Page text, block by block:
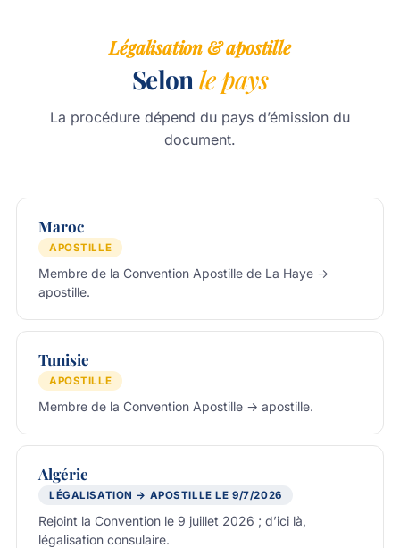
Légalisation & apostille
Selonle pays
La procédure dépend du pays d’émission du
document.
Maroc
APOSTILLE
Membre de la Convention Apostille de La Haye →
apostille.
Tunisie
APOSTILLE
Membre de la Convention Apostille → apostille.
Algérie
LÉGALISATION → APOSTILLE LE 9/7/2026
Rejoint la Convention le 9 juillet 2026 ; d’ici là,
légalisation consulaire.